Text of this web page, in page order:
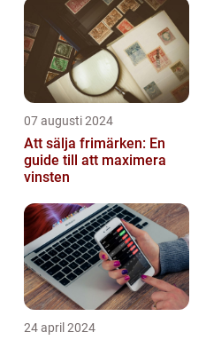
07 augusti 2024
Att sälja frimärken: En
guide till att maximera
vinsten
24 april 2024